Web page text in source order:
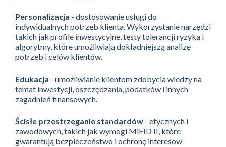
Personalizacja - dostosowanie usługi do
indywidualnych potrzeb klienta. Wykorzystanie narzędzi
takich jak profile inwestycyjne, testy tolerancji ryzyka i
algorytmy, które umożliwiają dokładniejszą analizę
potrzeb i celów klientów.
Edukacja - umożliwianie klientom zdobycia wiedzy na
temat inwestycji, oszczędzania, podatków i innych
zagadnień finansowych.
Ścisłe przestrzeganie standardów - etycznych i
zawodowych, takich jak wymogi MiFID II, które
gwarantują bezpieczeństwo i ochronę interesów